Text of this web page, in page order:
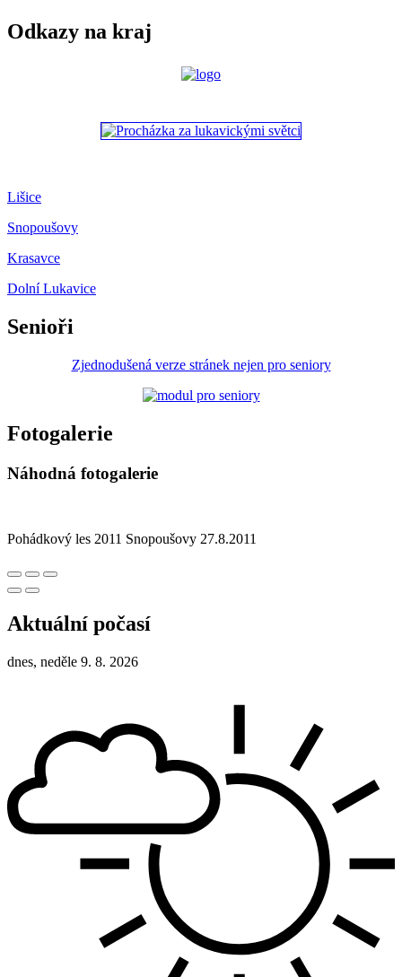
Odkazy na kraj
Lišice
Snopoušovy
Krasavce
Dolní Lukavice
Senioři
Zjednodušená verze stránek nejen pro seniory
Fotogalerie
Náhodná fotogalerie
Pohádkový les 2011 Snopoušovy 27.8.2011
Aktuální počasí
dnes, neděle 9. 8. 2026